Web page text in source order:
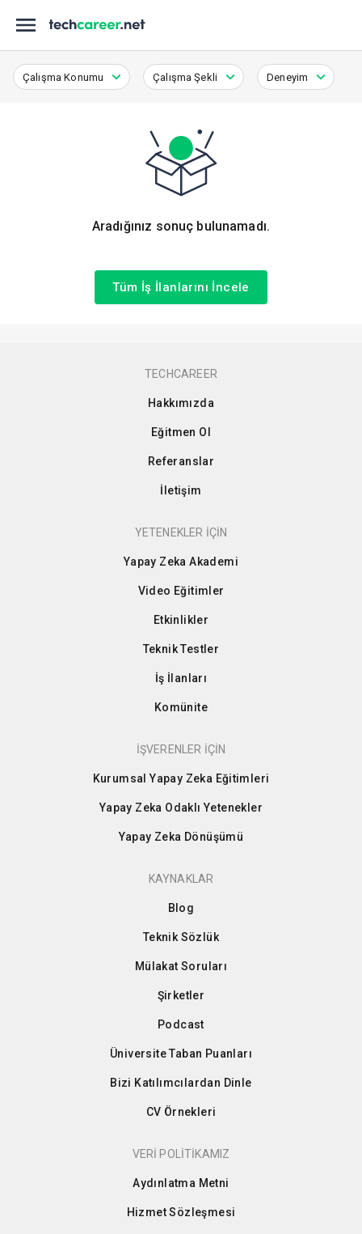
Çalışma Konumu Çalışma Şekli Deneyim
Aradığınız sonuç bulunamadı.
Tüm İş İlanlarını İncele
TECHCAREER
Hakkımızda
Eğitmen Ol
Referanslar
İletişim
YETENEKLER İÇİN
Yapay Zeka Akademi
Video Eğitimler
Etkinlikler
Teknik Testler
İş İlanları
Komünite
İŞVERENLER İÇİN
Kurumsal Yapay Zeka Eğitimleri
Yapay Zeka Odaklı Yetenekler
Yapay Zeka Dönüşümü
KAYNAKLAR
Blog
Teknik Sözlük
Mülakat Soruları
Şirketler
Podcast
Üniversite Taban Puanları
Bizi Katılımcılardan Dinle
CV Örnekleri
VERİ POLİTİKAMIZ
Aydınlatma Metni
Hizmet Sözleşmesi